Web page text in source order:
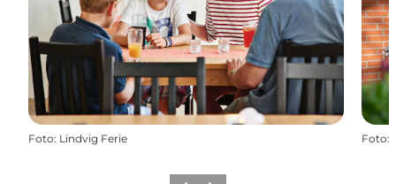
Foto: Lindvig Ferie Foto: